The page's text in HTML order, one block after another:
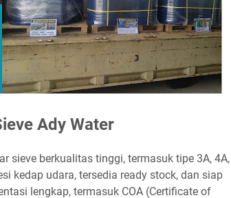
Ady Water
sieve berkualitas tinggi, termasuk tipe 3A, 4A,
kedap udara, tersedia ready stock, dan siap
lengkap, termasuk COA (Certificate of